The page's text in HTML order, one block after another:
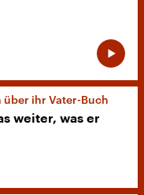
über ihr Vater-Buch
weiter, was er